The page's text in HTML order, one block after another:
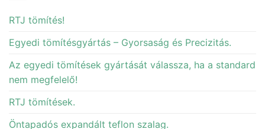
RTJ tömítés!
Egyedi tömítésgyártás – Gyorsaság és Precizitás.
Az egyedi tömítések gyártását válassza, ha a standard
nem megfelelő!
RTJ tömítések.
Öntapadós expandált teflon szalag.